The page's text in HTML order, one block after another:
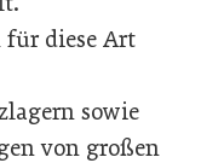
diese Art
sowie
von großen